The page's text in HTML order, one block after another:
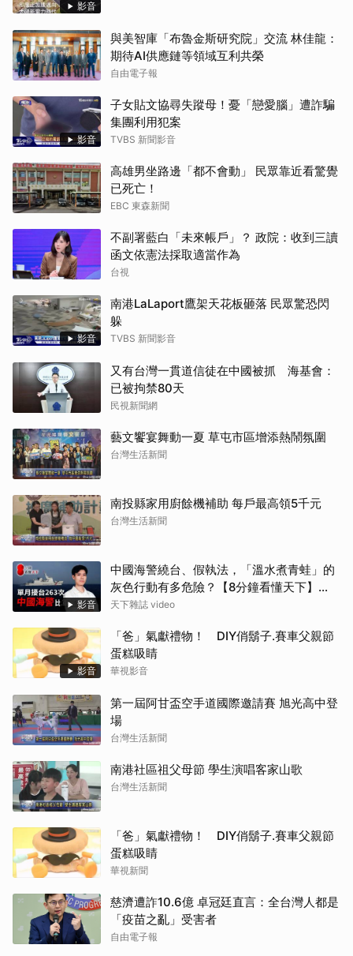
影音
與美智庫「布魯金斯研究院」交流 林佳龍：
期待AI供應鏈等領域互利共榮
自由電子報
影音
子女貼文協尋失蹤母！憂「戀愛腦」遭詐騙
集團利用犯案
TVBS 新聞影音
高雄男坐路邊「都不會動」 民眾靠近看驚覺
已死亡！
EBC 東森新聞
不副署藍白「未來帳戶」？ 政院：收到三讀
函文依憲法採取適當作為
台視
影音
南港LaLaport鷹架天花板砸落 民眾驚恐閃
躲
TVBS 新聞影音
又有台灣一貫道信徒在中國被抓 海基會：
已被拘禁80天
民視新聞網
藝文饗宴舞動一夏 草屯市區增添熱鬧氛圍
台灣生活新聞
南投縣家用廚餘機補助 每戶最高領5千元
台灣生活新聞
影音
中國海警繞台、假執法，「溫水煮青蛙」的
灰色行動有多危險？【8分鐘看懂天下】
Ep.96
天下雜誌 video
影音
「爸」氣獻禮物！ DIY俏鬍子.賽車父親節
蛋糕吸睛
華視影音
第一屆阿甘盃空手道國際邀請賽 旭光高中登
場
台灣生活新聞
南港社區祖父母節 學生演唱客家山歌
台灣生活新聞
「爸」氣獻禮物！ DIY俏鬍子.賽車父親節
蛋糕吸睛
華視新聞
慈濟遭詐10.6億 卓冠廷直言：全台灣人都是
「疫苗之亂」受害者
自由電子報